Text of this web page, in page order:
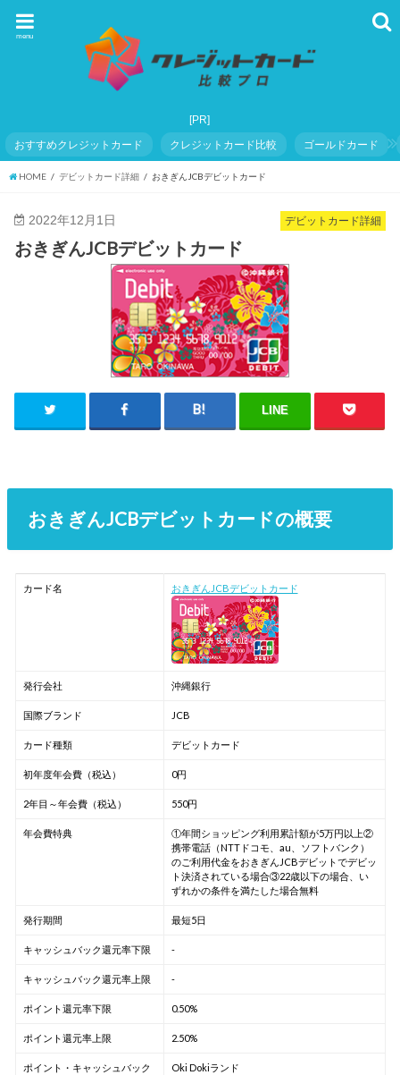
menu
おすすめクレジットカード クレジットカード比較 ゴールドカード
HOME デビットカード詳細 おきぎんJCBデビットカード
デビットカード詳細
2022年12月1日
おきぎんJCBデビットカード
LINE
おきぎんJCBデビットカードの概要
カード名 おきぎんJCBデビットカード
発行会社 沖縄銀行
国際ブランド JCB
カード種類 デビットカード
初年度年会費（税込） 0円
2年目～年会費（税込） 550円
年会費特典
①年間ショッピング利用累計額が5万円以上②
携帯電話（NTTドコモ、au、ソフトバンク）
のご利用代金をおきぎんJCBデビットでデビッ
ト決済されている場合③22歳以下の場合、い
ずれかの条件を満たした場合無料
発行期間 最短5日
キャッシュバック還元率下限 -
キャッシュバック還元率上限 -
ポイント還元率下限 0.50%
ポイント還元率上限 2.50%
ポイント・キャッシュバック
Oki Dokiランド